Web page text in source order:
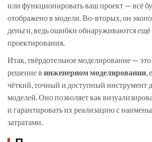
или функционировать ваш проект — всё
отображено в модели. Во-вторых, он
деньги, ведь ошибки обнаруживаются ещё
проектирования.
Итак, твёрдотельное моделирование —
решение в инженерном моделировании,
чёткий, точный и доступный инструмент
моделей. Оно позволяет как
и гарантировать их реализацию с
затратами.